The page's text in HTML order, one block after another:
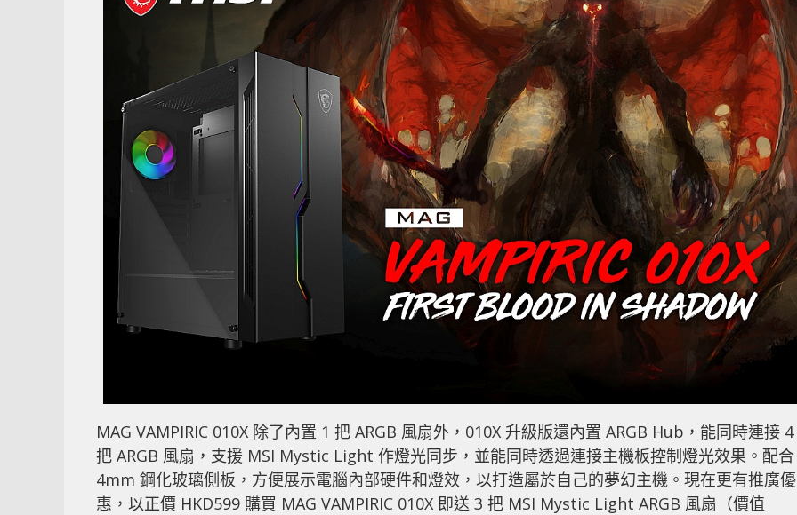
MAG VAMPIRIC 010X 除了內置 1 把 ARGB 風扇外，010X 升級版還內置 ARGB Hub，能同時連接 4
把 ARGB 風扇，支援 MSI Mystic Light 作燈光同步，並能同時透過連接主機板控制燈光效果。配合
4mm 鋼化玻璃側板，方便展示電腦內部硬件和燈效，以打造屬於自己的夢幻主機。現在更有推廣優
惠，以正價 HKD599 購買 MAG VAMPIRIC 010X 即送 3 把 MSI Mystic Light ARGB 風扇（價值